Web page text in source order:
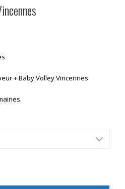
+ Baby Volley Vincennes